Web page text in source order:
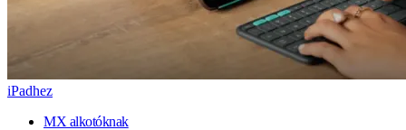
iPadhez
MX alkotóknak